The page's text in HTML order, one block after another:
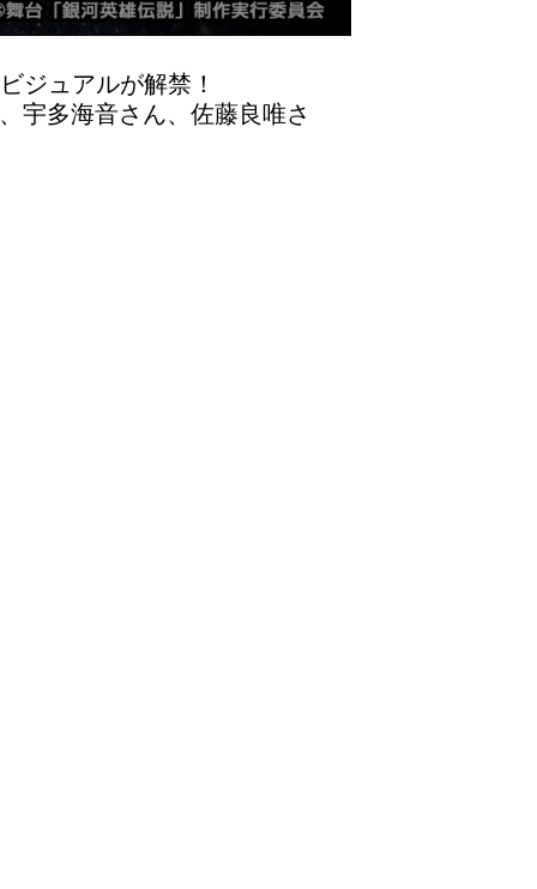
ジュアルが解禁！
宇多海音さん、佐藤良唯さ